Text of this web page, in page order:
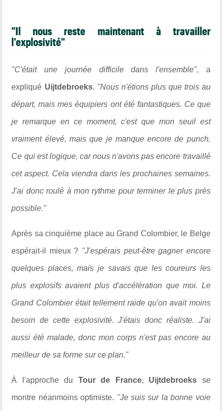
"Il nous reste maintenant à travailler
l'explosivité"
"C'était une journée difficile dans l'ensemble", a
expliqué Uijtdebroeks. "Nous n'étions plus que trois au
départ, mais mes équipiers ont été fantastiques. Ce que
je remarque en ce moment, c'est que mon seuil est
vraiment élevé, mais que je manque encore de punch.
Ce qui est logique, car nous n'avons pas encore travaillé
cet aspect. Cela viendra dans les prochaines semaines.
J'ai donc roulé à mon rythme pour terminer le plus près
possible."
Après sa cinquième place au Grand Colombier, le Belge
espérait-il mieux ? "J'espérais peut-être gagner encore
quelques places, mais je savais que les coureurs les
plus explosifs avaient plus d'accélération que moi. Le
Grand Colombier était tellement raide qu'on avait moins
besoin de cette explosivité. J'étais donc réaliste. J'ai
aussi été malade, donc mon corps n'est pas encore au
meilleur de sa forme sur ce plan."
À l'approche du Tour de France, Uijtdebroeks se
montre néanmoins optimiste. "Je suis sur la bonne voie